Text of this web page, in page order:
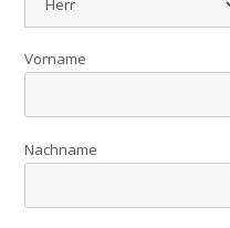
Vorname
Nachname